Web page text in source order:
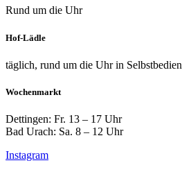
Rund um die Uhr
Hof-Lädle
täglich, rund um die Uhr in
Wochenmarkt
Dettingen: Fr. 13 – 17 Uhr
Bad Urach: Sa. 8 – 12 Uhr
Instagram